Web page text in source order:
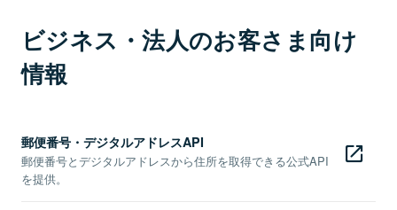
ビジネス・法人のお客さま向け
情報
郵便番号・デジタルアドレスAPI
郵便番号とデジタルアドレスから住所を取得できる公式API
を提供。